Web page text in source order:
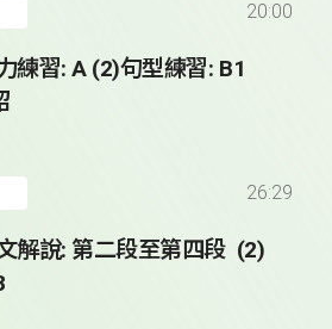
20:00
練習: A (2)句型練習: B1
26:29
解說: 第二段至第四段 (2)